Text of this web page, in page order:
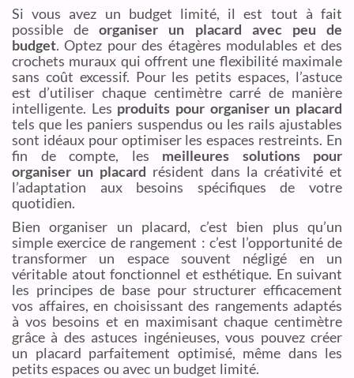
Si vous avez un budget limité, il est tout à fait
possible deorganiser un placard avec peu de
budget. Optez pour des étagères modulables et des
crochets muraux qui offrent une flexibilité maximale
sans coût excessif. Pour les petits espaces, l’astuce
est d’utiliser chaque centimètre carré de manière
intelligente. Les produits pour organiser un placard
tels que les paniers suspendus ou les rails ajustables
sont idéaux pour optimiser les espaces restreints. En
fin de compte, les meilleures solutions pour
organiser un placard résident dans la créativité et
l’adaptation aux besoins spécifiques de votre
quotidien.
Bien organiser un placard, c’est bien plus qu’un
simple exercice de rangement : c’est l’opportunité de
transformer un espace souvent négligé en un
véritable atout fonctionnel et esthétique. En suivant
les principes de base pour structurer efficacement
vos affaires, en choisissant des rangements adaptés
à vos besoins et en maximisant chaque centimètre
grâce à des astuces ingénieuses, vous pouvez créer
un placard parfaitement optimisé, même dans les
petits espaces ou avec un budget limité.